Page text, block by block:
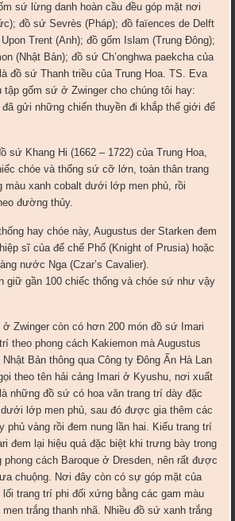
sứ lừng danh hoàn cầu đều góp mặt nơi
đồ sứ Sevrès (Pháp); đồ faïences de Delft
Trent (Anh); đồ gốm Islam (Trung Đông);
(Nhật Bản); đồ sứ Ch’onghwa paekcha của
đồ sứ Thanh triều của Trung Hoa. TS. Eva
tập gốm sứ ở Zwinger cho chúng tôi hay:
đã gửi những chiến thuyền đi khắp thế giới để
sứ Khang Hi (1662 – 1722) của Trung Hoa,
chóe và thống sứ cỡ lớn, toàn thân trang
màu xanh cobalt dưới lớp men phủ, rồi
đường thủy.
hay chóe này, Augustus der Starken đem
sĩ của đế chế Phổ (Knight of Prusia) hoặc
nước Nga (Czar’s Cavalier).
giữ gần 100 chiếc thống và chóe sứ như vậy
Zwinger còn có hơn 200 món đồ sứ Imari
theo phong cách Kakiemon mà Augustus
Bản thông qua Công ty Đông Ấn Hà Lan
theo tên hải cảng Imari ở Kyushu, nơi xuất
những đồ sứ có hoa văn trang trí dày đặc
dưới lớp men phủ, sau đó được gia thêm các
phủ vàng rồi đem nung lần hai. Kiểu trang trí
đem lại hiệu quả đặc biệt khi trưng bày trong
phong cách Baroque ở Dresden, nên rất được
chuộng. Nơi đây còn có sự góp mặt của
trang trí phi đối xứng bằng các gam màu
trắng thanh nhã. Nhiều đồ sứ xanh trắng